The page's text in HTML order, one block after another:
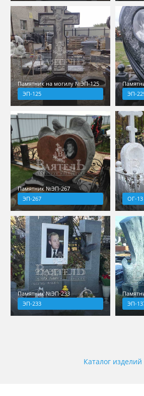
Памятник на могилу №ЭП-125
ЭП-125
ЭП-
Памятник №ЭП-267
ЭП-267
ОГ-13
Памятник №ЭП-233
ЭП-233
ЭП-
Каталог изделий